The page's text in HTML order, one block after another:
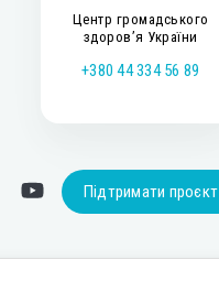
Центр громадського
здоров’я України
+380 44 334 56 89
Підтримати проєкт